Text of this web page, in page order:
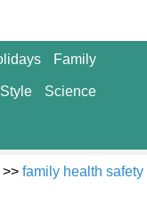
Family
Style Science
>> family health safety